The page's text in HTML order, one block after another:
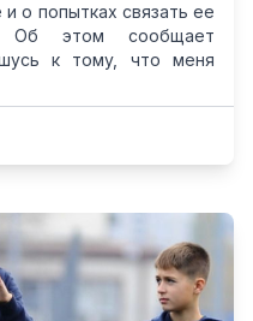
о попытках связать ее
Об этом сообщает
к тому, что меня